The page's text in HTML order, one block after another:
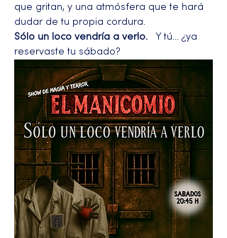
que gritan, y una atmósfera que te hará
dudar de tu propia cordura.
Sólo un loco vendría a verlo. Y tú… ¿ya
reservaste tu sábado?